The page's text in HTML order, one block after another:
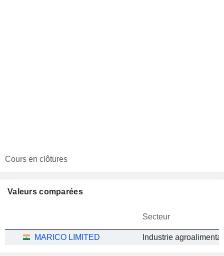
Cours en clôtures
Valeurs comparées
Secteur
MARICO LIMITED